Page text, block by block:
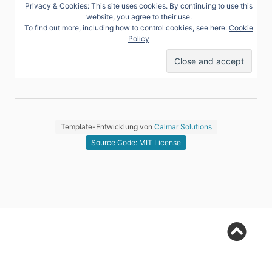
Privacy & Cookies: This site uses cookies. By continuing to use this
website, you agree to their use.
To find out more, including how to control cookies, see here: Cookie
Policy
Template-Entwicklung von Calmar Solutions
Source Code: MIT License